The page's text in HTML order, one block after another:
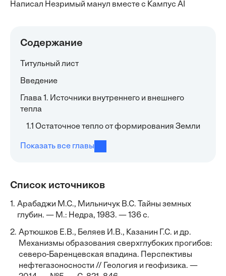
Написал Незримый манул вместе с Кампус AI
Содержание
Титульный лист
Введение
Глава 1. Источники внутреннего и внешнего
тепла
1.1 Остаточное тепло от формирования Земли
Показать все главы
Список источников
1. Арабаджи М.С., Мильничук В.С. Тайны земных
глубин. — М.: Недра, 1983. — 136 с.
2. Артюшков Е.В., Беляев И.В., Казанин Г.С. и др.
Механизмы образования сверхглубоких прогибов:
северо-Баренцевская впадина. Перспективы
нефтегазоносности // Геология и геофизика. —